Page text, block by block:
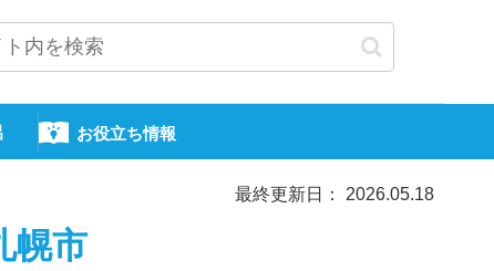
お役立ち情報
最終更新日： 2026.05.18
幌市